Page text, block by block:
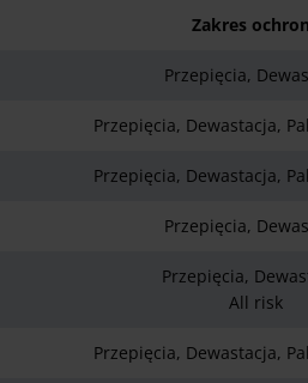
Zakres
Przepięcia,
Przepięcia, Dewastacja,
Przepięcia, Dewastacja,
Przepięcia,
Przepięcia,
All risk
Przepięcia, Dewastacja,